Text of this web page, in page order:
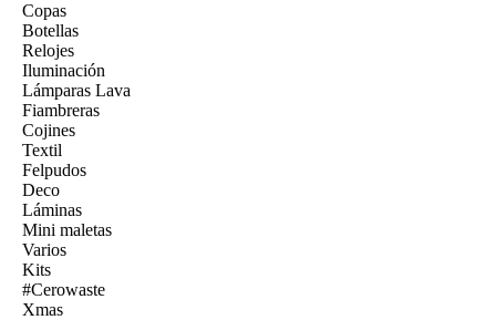
Copas
Botellas
Relojes
Iluminación
Lámparas Lava
Fiambreras
Cojines
Textil
Felpudos
Deco
Láminas
Mini maletas
Varios
Kits
#Cerowaste
Xmas